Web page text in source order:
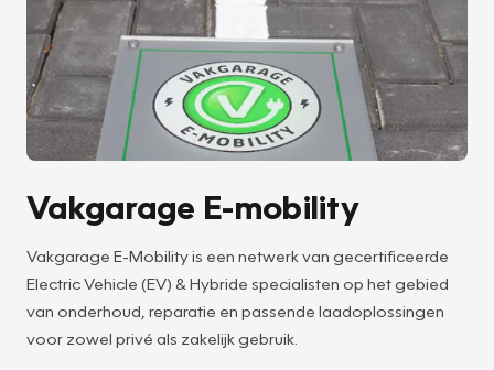
Vakgarage E-mobility
Vakgarage E-Mobility is een netwerk van gecertificeerde
Electric Vehicle (EV) & Hybride specialisten op het gebied
van onderhoud, reparatie en passende laadoplossingen
voor zowel privé als zakelijk gebruik.